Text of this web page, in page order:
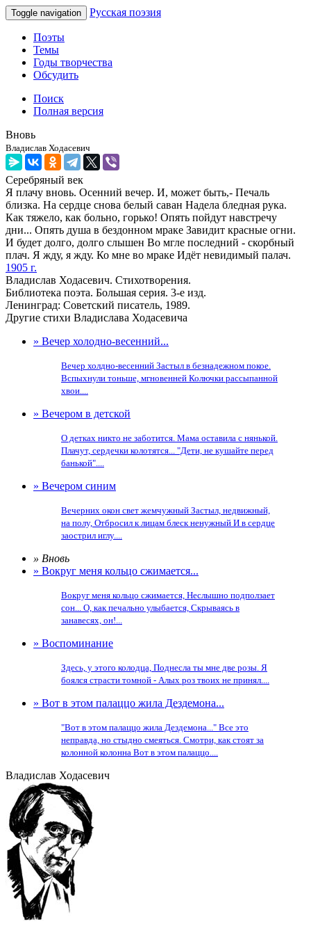
Toggle navigation Русская поэзия
Поэты
Темы
Годы творчества
Обсудить
Поиск
Полная версия
Вновь
Владислав Ходасевич
Серебряный век
Я плачу вновь. Осенний вечер. И, может быть,- Печаль
близка. На сердце снова белый саван Надела бледная рука.
Как тяжело, как больно, горько! Опять пойдут навстречу
дни... Опять душа в бездонном мраке Завидит красные огни.
И будет долго, долго слышен Во мгле последний - скорбный
плач. Я жду, я жду. Ко мне во мраке Идёт невидимый палач.
1905 г.
Владислав Ходасевич. Стихотворения.
Библиотека поэта. Большая серия. 3-е изд.
Ленинград: Советский писатель, 1989.
Другие стихи Владислава Ходасевича
» Вечер холодно-весенний...
Вечер холдно-весенний Застыл в безнадежном покое.
Вспыхнули тоньше, мгновенней Колючки рассыпанной
хвои....
» Вечером в детской
О детках никто не заботится. Мама оставила с нянькой.
Плачут, сердечки колотятся... "Дети, не кушайте перед
банькой"....
» Вечером синим
Вечерних окон свет жемчужный Застыл, недвижный,
на полу, Отбросил к лицам блеск ненужный И в сердце
заострил иглу....
» Вновь
» Вокруг меня кольцо сжимается...
Вокруг меня кольцо сжимается, Неслышно подползает
сон... О, как печально улыбается, Скрываясь в
занавесях, он!...
» Воспоминание
Здесь, у этого колодца, Поднесла ты мне две розы. Я
боялся страсти томной - Алых роз твоих не принял....
» Вот в этом палаццо жила Дездемона...
"Вот в этом палаццо жила Дездемона..." Все это
неправда, но стыдно смеяться. Смотри, как стоят за
колонной колонна Вот в этом палаццо....
Владислав Ходасевич